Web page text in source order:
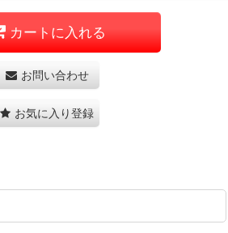
カートに入れる
お問い合わせ
お気に入り登録